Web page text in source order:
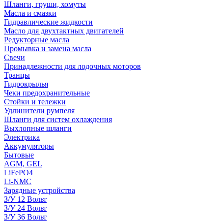
Шланги, груши, хомуты
Масла и смазки
Гидравлические жидкости
Масло для двухтактных двигателей
Редукторные масла
Промывка и замена масла
Свечи
Принадлежности для лодочных моторов
Транцы
Гидрокрылья
Чеки предохранительные
Стойки и тележки
Удлинители румпеля
Шланги для систем охлаждения
Выхлопные шланги
Электрика
Аккумуляторы
Бытовые
AGM, GEL
LiFePO4
Li-NMC
Зарядные устройства
З/У 12 Вольт
З/У 24 Вольт
З/У 36 Вольт